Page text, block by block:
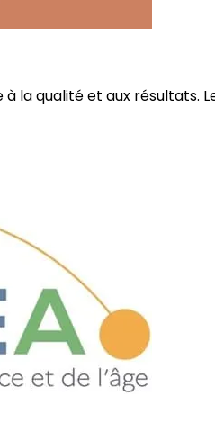
qualité et aux résultats.